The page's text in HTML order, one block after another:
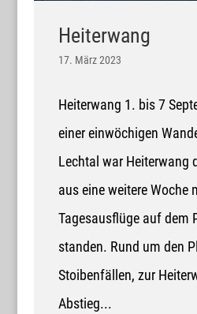
Heiterwang
17. März 2023
Heiterwang 1. bis 7
einer einwöchigen
Lechtal war Heiterwang
aus eine weitere Woche
Tagesausflüge auf dem
standen. Rund um den
Stoibenfällen, zur
Abstieg...